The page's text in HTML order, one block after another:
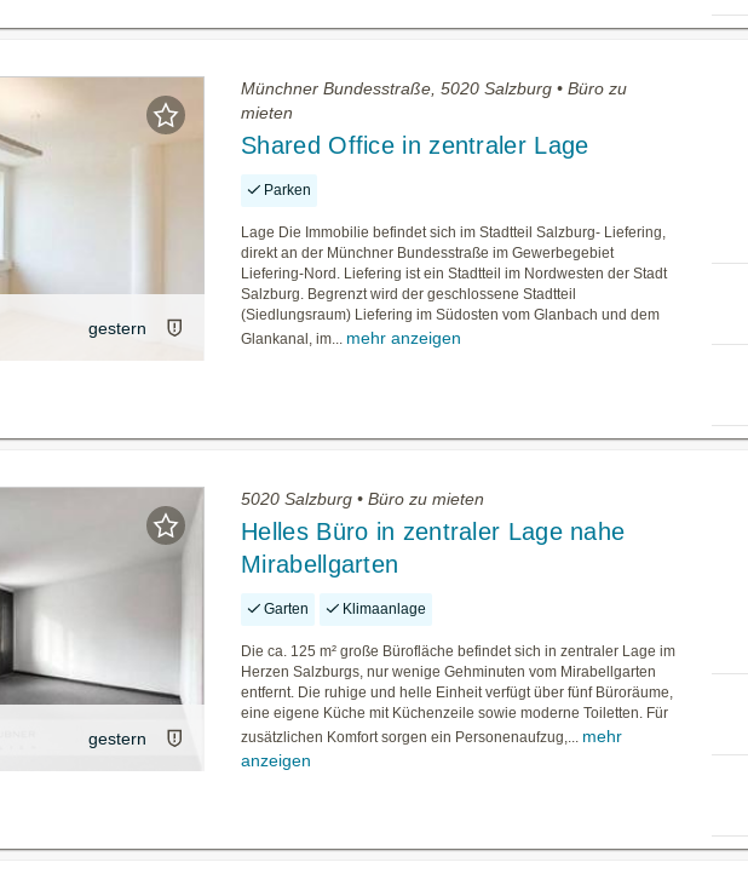
gestern
Münchner Bundesstraße, 5020 Salzburg • Büro zu
mieten
Shared Office in zentraler Lage
Parken
Lage Die Immobilie befindet sich im Stadtteil Salzburg- Liefering,
direkt an der Münchner Bundesstraße im Gewerbegebiet
Liefering-Nord. Liefering ist ein Stadtteil im Nordwesten der Stadt
Salzburg. Begrenzt wird der geschlossene Stadtteil
(Siedlungsraum) Liefering im Südosten vom Glanbach und dem
Glankanal, im... mehr anzeigen
gestern
5020 Salzburg • Büro zu mieten
Helles Büro in zentraler Lage nahe
Mirabellgarten
Garten Klimaanlage
Die ca. 125 m² große Bürofläche befindet sich in zentraler Lage im
Herzen Salzburgs, nur wenige Gehminuten vom Mirabellgarten
entfernt. Die ruhige und helle Einheit verfügt über fünf Büroräume,
eine eigene Küche mit Küchenzeile sowie moderne Toiletten. Für
zusätzlichen Komfort sorgen ein Personenaufzug,... mehr
anzeigen